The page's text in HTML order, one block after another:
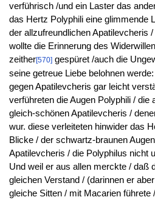
verführisch /und ein Laster das
das Hertz Polyphili eine glimmende
der allzufreundlichen Apatilevcheris
wollte die Erinnerung des
zeither[570]gespüret /auch die
seine getreue Liebe belohnen
gegen Apatilevcheris gar leicht
verführeten die Augen Polyphili / die
gleich-schönen Apatilevcheris /
wur. diese verleiteten hinwider das
Blicke / der schwartz-braunen
Apatilevcheris / die Polyphilus nicht
Und weil er aus allen merckte / daß
gleichen Verstand / (darinnen er
gleiche Sitten / mit Macarien führete